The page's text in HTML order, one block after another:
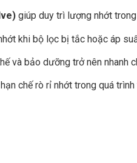
giúp duy trì lượng nhớt
khi bộ lọc bị tắc hoặc áp
và bảo dưỡng trở nên nhanh
chế rò rỉ nhớt trong quá trình